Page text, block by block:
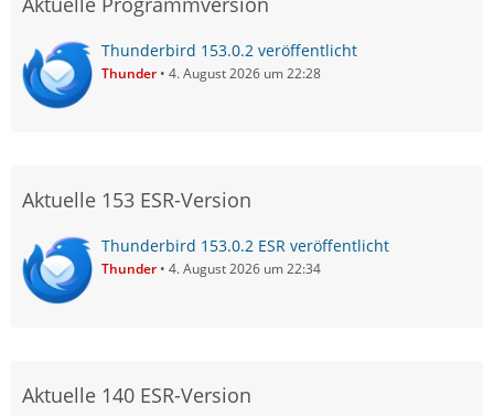
Thunderbird 153.0.2 veröffentlicht
Thunder 4. August 2026 um 22:28
Aktuelle 153 ESR-Version
Thunderbird 153.0.2 ESR veröffentlicht
Thunder 4. August 2026 um 22:34
Aktuelle 140 ESR-Version